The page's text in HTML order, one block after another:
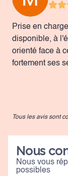
Prise en
disponible, à
orienté face à
fortement ses
Tous les avis sont
Nous
Nous vous
possibles